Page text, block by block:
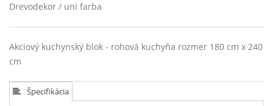
Drevodekor / uni farba
Akciový kuchynský blok - rohová kuchyňa rozmer 180 cm x 240
cm
Špecifikácia